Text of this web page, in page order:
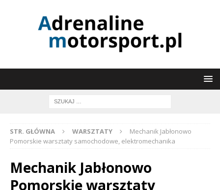
STR. GŁÓWNA WARSZTATY
Mechanik Jabłonowo
Pomorskie warsztaty samochodowe, elektromechanika
Mechanik Jabłonowo
Pomorskie warsztaty